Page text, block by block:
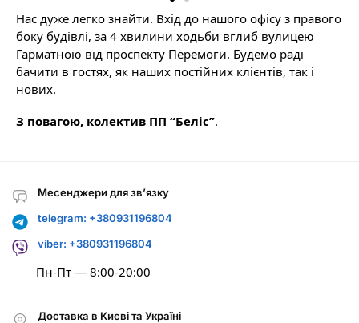
Нас дуже легко знайти. Вхід до нашого офісу з правого
боку будівлі, за 4 хвилини ходьби вглиб вулицею
Гарматною від проспекту Перемоги. Будемо раді
бачити в гостях, як наших постійних клієнтів, так і
нових.
З повагою, колектив ПП “Беліс”.
Месенджери для зв’язку
telegram: +380931196804
viber: +380931196804
Пн-Пт — 8:00-20:00
Доставка в Києві та Україні